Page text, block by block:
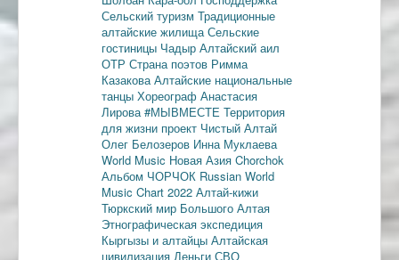
Сельский туризм Традиционные
алтайские жилища Сельские
гостиницы Чадыр Алтайский аил
ОТР Страна поэтов Римма
Казакова Алтайские национальные
танцы Хореограф Анастасия
Лирова #МЫВМЕСТЕ Территория
для жизни проект Чистый Алтай
Олег Белозеров Инна Муклаева
World Music Новая Азия Chorchok
Альбом ЧОРЧОК Russian World
Music Chart 2022 Алтай-кижи
Тюркский мир Большого Алтая
Этнографическая экспедиция
Кыргызы и алтайцы Алтайская
цивилизация Деньги СВО